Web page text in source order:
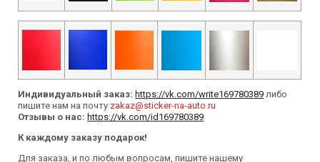
Индивидуальный заказ: https://vk.com/write169780389 либо
пишите нам на почту zakaz@sticker-na-auto.ru
Отзывы о нас: https://vk.com/id169780389
К каждому заказу подарок!
Для заказа, и по любым вопросам, пишите нашему